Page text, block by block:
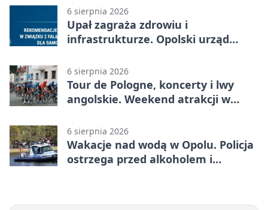
6 sierpnia 2026
Upał zagraża zdrowiu i
infrastrukturze. Opolski urząd
6 sierpnia 2026
Tour de Pologne, koncerty i lwy
angolskie. Weekend atrakcji w
6 sierpnia 2026
Wakacje nad wodą w Opolu. Policja
ostrzega przed alkoholem i